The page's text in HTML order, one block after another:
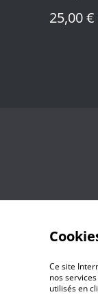
25,00 €
©2026
Ce site
nos
utilisés en